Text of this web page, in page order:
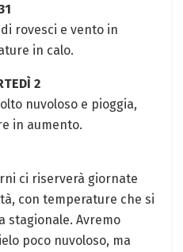
rovesci e vento in
in calo.
⁢2
⁤nuvoloso e pioggia,
in aumento.
ci riserverà giornate
⁤con temperature che si
stagionale. Avremo
poco nuvoloso, ‌ma